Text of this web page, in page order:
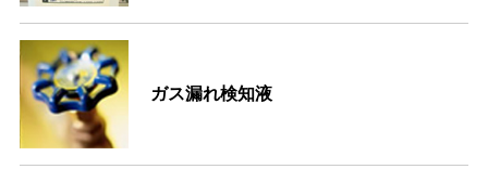
ガス漏れ検知液